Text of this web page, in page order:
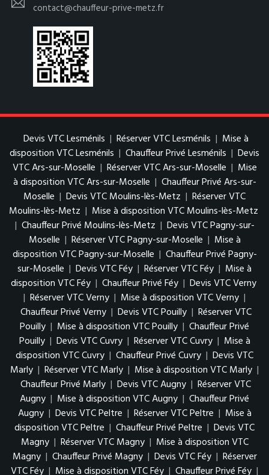
contact@chauffeur-prive-metz.fr
Devis VTC Lesménils | Réserver VTC Lesménils | Mise à
disposition VTC Lesménils | Chauffeur Privé Lesménils | Devis
VTC Ars-sur-Moselle | Réserver VTC Ars-sur-Moselle | Mise
à disposition VTC Ars-sur-Moselle | Chauffeur Privé Ars-sur-
Moselle | Devis VTC Moulins-lès-Metz | Réserver VTC
Moulins-lès-Metz | Mise à disposition VTC Moulins-lès-Metz
| Chauffeur Privé Moulins-lès-Metz | Devis VTC Pagny-sur-
Moselle | Réserver VTC Pagny-sur-Moselle | Mise à
disposition VTC Pagny-sur-Moselle | Chauffeur Privé Pagny-
sur-Moselle | Devis VTC Féy | Réserver VTC Féy | Mise à
disposition VTC Féy | Chauffeur Privé Féy | Devis VTC Verny
| Réserver VTC Verny | Mise à disposition VTC Verny |
Chauffeur Privé Verny | Devis VTC Pouilly | Réserver VTC
Pouilly | Mise à disposition VTC Pouilly | Chauffeur Privé
Pouilly | Devis VTC Cuvry | Réserver VTC Cuvry | Mise à
disposition VTC Cuvry | Chauffeur Privé Cuvry | Devis VTC
Marly | Réserver VTC Marly | Mise à disposition VTC Marly |
Chauffeur Privé Marly | Devis VTC Augny | Réserver VTC
Augny | Mise à disposition VTC Augny | Chauffeur Privé
Augny | Devis VTC Peltre | Réserver VTC Peltre | Mise à
disposition VTC Peltre | Chauffeur Privé Peltre | Devis VTC
Magny | Réserver VTC Magny | Mise à disposition VTC
Magny | Chauffeur Privé Magny | Devis VTC Féy | Réserver
VTC Féy | Mise à disposition VTC Féy | Chauffeur Privé Féy |